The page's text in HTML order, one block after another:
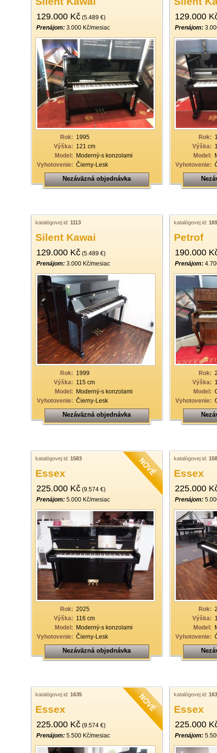
129.000 Kč (5.489 €)
Prenájom: 3.000 Kč/mesiac
Rok: 1995
Výška: 121 cm
Model: Moderný-s konzolami
Vyhotovenie: Čierny-Lesk
Nezáväzná objednávka
129.000
Prenájom:
Rok:
Výška:
Model:
Vyhotovenie:
katalógovej id: 1113
Silent Kawai
129.000 Kč (5.489 €)
Prenájom: 3.000 Kč/mesiac
Rok: 1999
Výška: 115 cm
Model: Moderný-s konzolami
Vyhotovenie: Čierny-Lesk
Nezáväzná objednávka
katalógovej id:
Petrof
190.000
Prenájom:
Rok:
Výška:
Model:
Vyhotovenie:
katalógovej id: 1583
Essex
225.000 Kč (9.574 €)
Prenájom: 5.000 Kč/mesiac
Rok: 2025
Výška: 116 cm
Model: Moderný-s konzolami
Vyhotovenie: Čierny-Lesk
Nezáväzná objednávka
katalógovej id:
Essex
225.000
Prenájom:
Rok:
Výška:
Model:
Vyhotovenie:
katalógovej id: 1635
Essex
225.000 Kč (9.574 €)
Prenájom: 5.500 Kč/mesiac
katalógovej id:
Essex
225.000
Prenájom: